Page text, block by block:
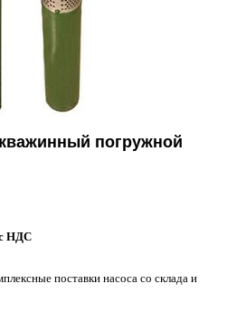
погружной
с НДС
поставки насоса со склада и